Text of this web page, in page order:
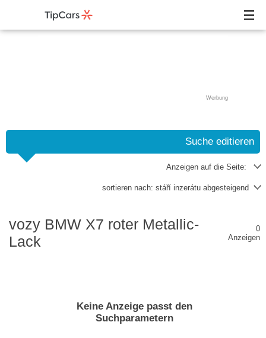
Werbung
Suche editieren
Anzeigen auf die Seite:
sortieren nach: stáří inzerátu abgesteigend
vozy BMW X7 roter Metallic-
Lack
0
Anzeigen
Keine Anzeige passt den
Suchparametern